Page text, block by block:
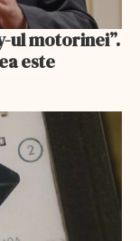
ul motorinei”.
este